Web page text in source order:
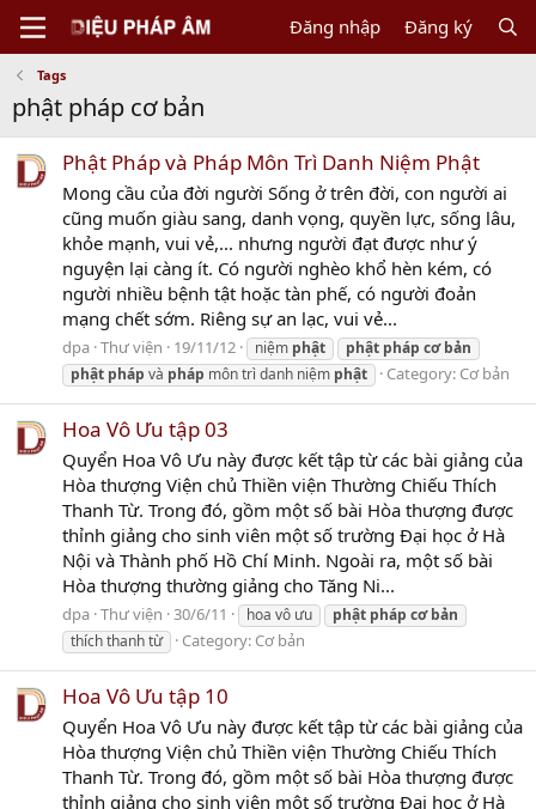
Đăng nhập Đăng ký
Tags
phật pháp cơ bản
Phật Pháp và Pháp Môn Trì Danh Niệm Phật
Mong cầu của đời người Sống ở trên đời, con người ai
cũng muốn giàu sang, danh vọng, quyền lực, sống lâu,
khỏe mạnh, vui vẻ,... nhưng người đạt được như ý
nguyện lại càng ít. Có người nghèo khổ hèn kém, có
người nhiều bệnh tật hoặc tàn phế, có người đoản
mạng chết sớm. Riêng sự an lạc, vui vẻ...
dpa Thư viện 19/11/12 niệm phật phật pháp cơ bản
phật pháp và pháp môn trì danh niệm phật Category: Cơ bản
Hoa Vô Ưu tập 03
Quyển Hoa Vô Ưu này được kết tập từ các bài giảng của
Hòa thượng Viện chủ Thiền viện Thường Chiếu Thích
Thanh Từ. Trong đó, gồm một số bài Hòa thượng được
thỉnh giảng cho sinh viên một số trường Đại học ở Hà
Nội và Thành phố Hồ Chí Minh. Ngoài ra, một số bài
Hòa thượng thường giảng cho Tăng Ni...
dpa Thư viện 30/6/11 hoa vô ưu phật pháp cơ bản
thích thanh từ
Category: Cơ bản
Hoa Vô Ưu tập 10
Quyển Hoa Vô Ưu này được kết tập từ các bài giảng của
Hòa thượng Viện chủ Thiền viện Thường Chiếu Thích
Thanh Từ. Trong đó, gồm một số bài Hòa thượng được
thỉnh giảng cho sinh viên một số trường Đại học ở Hà